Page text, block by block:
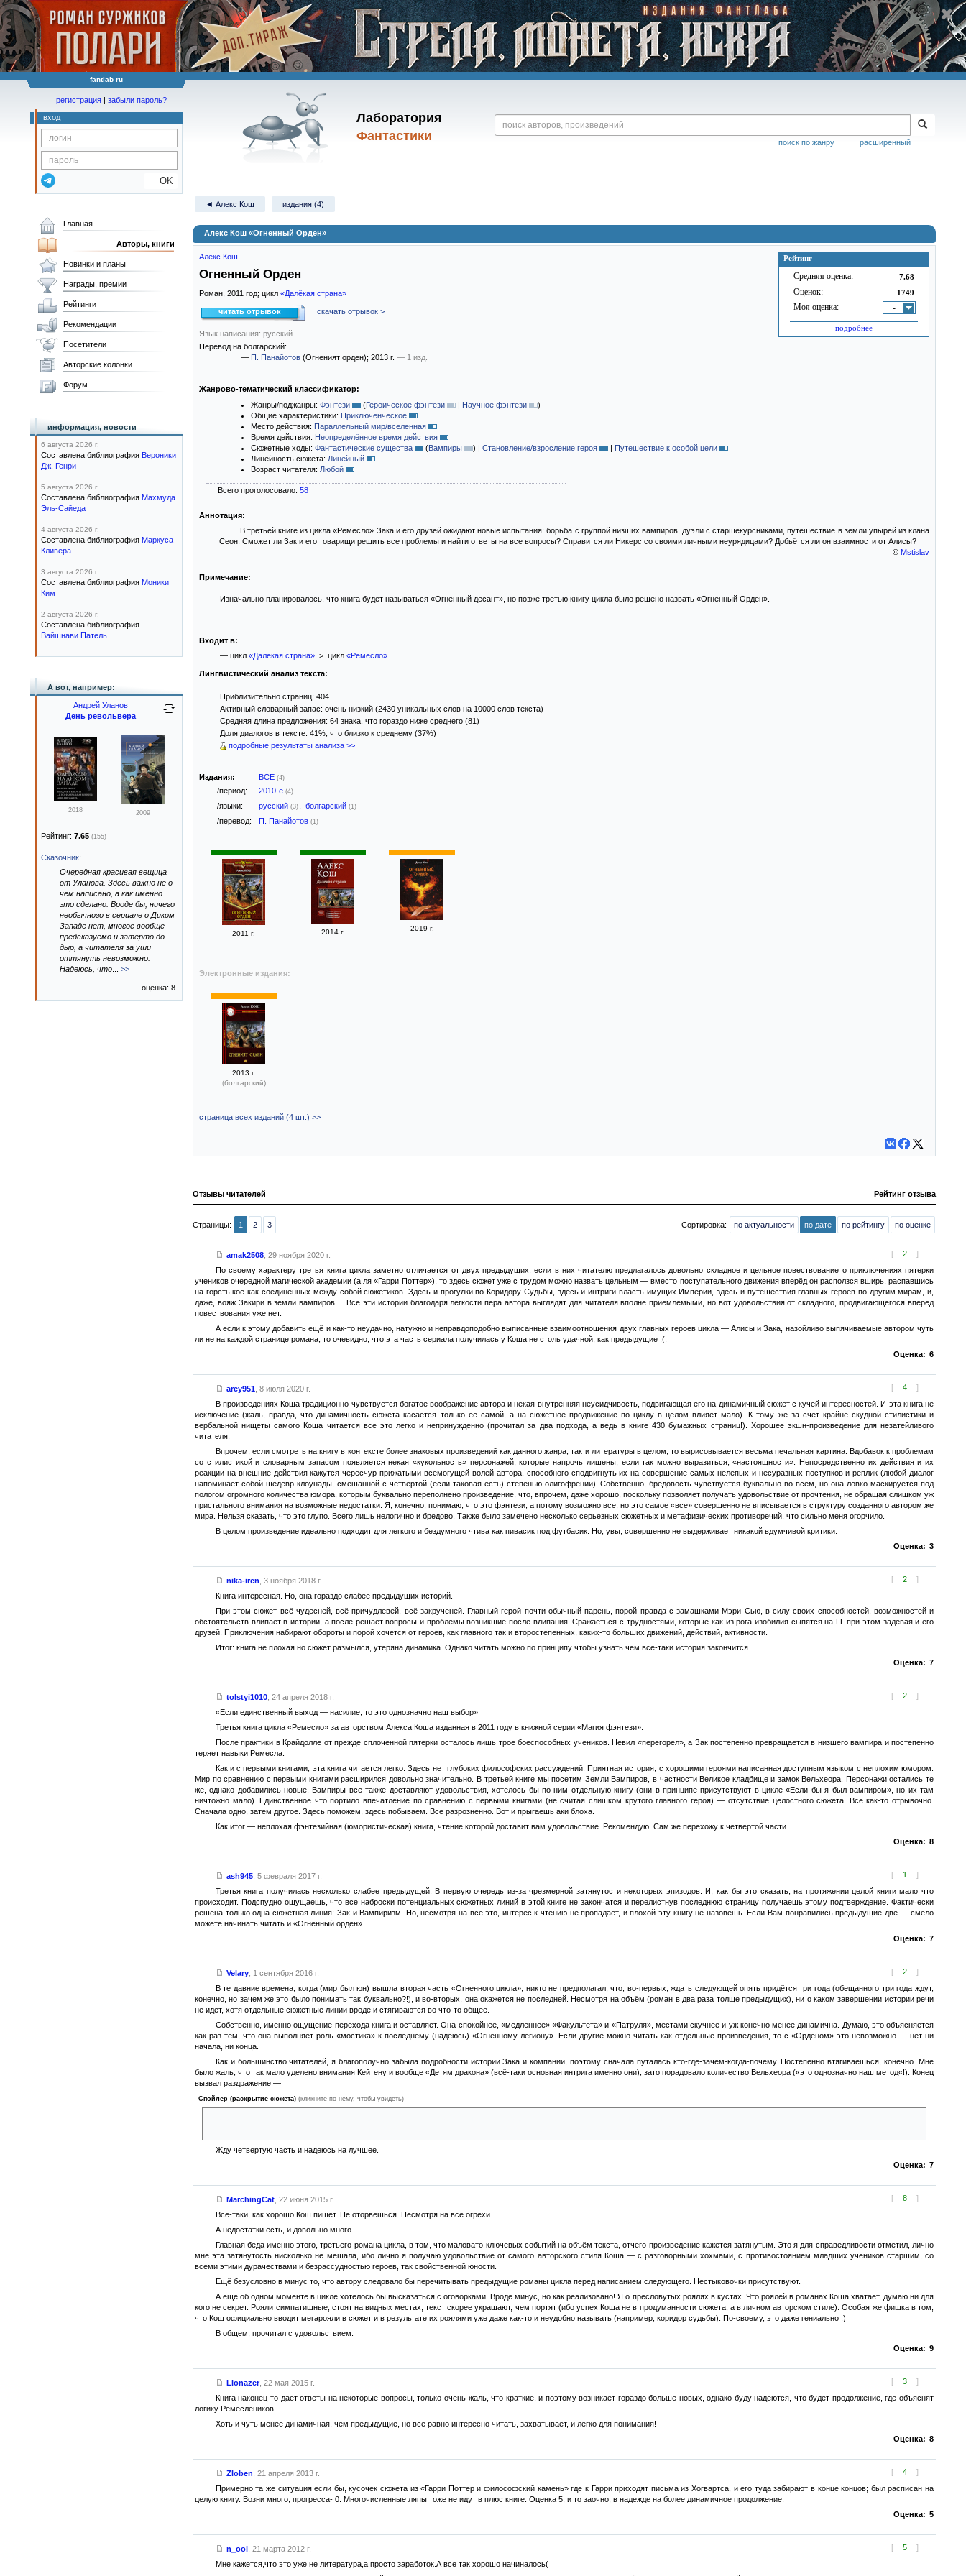
fantlab ru
Лаборатория
Фантастики
расширенный
поиск по жанру
регистрация | забыли пароль?
вход
OK
◄ Алекс Кош издания (4)
Алекс Кош «Огненный Орден»
Рейтинг
Средняя оценка: 7.68
Оценок: 1749
Моя оценка: -
подробнее
Алекс Кош
Огненный Орден
Роман, 2011 год; цикл «Далёкая страна»
читать отрывок скачать отрывок >
Язык написания: русский
Перевод на болгарский:
— П. Панайотов (Огненият орден); 2013 г. — 1 изд.
Жанрово-тематический классификатор:
Жанры/поджанры: Фэнтези (Героическое фэнтези | Научное фэнтези
)
Общие характеристики: Приключенческое
Место действия: Параллельный мир/вселенная
Время действия: Неопределённое время действия
Сюжетные ходы: Фантастические существа (Вампиры ) | Становление/взросление героя | Путешествие к особой цели
Линейность сюжета: Линейный
Возраст читателя: Любой
Всего проголосовало: 58
Аннотация:
В третьей книге из цикла «Ремесло» Зака и его друзей ожидают новые испытания: борьба с группой низших вампиров, дуэли с старшекурсниками, путешествие в земли упырей из клана
Сеон. Сможет ли Зак и его товарищи решить все проблемы и найти ответы на все вопросы? Справится ли Никерс со своими личными неурядицами? Добьётся ли он взаимности от Алисы?
© Mstislav
Примечание:
Изначально планировалось, что книга будет называться «Огненный десант», но позже третью книгу цикла было решено назвать «Огненный Орден».
Входит в:
— цикл «Далёкая страна»> цикл «Ремесло»
Лингвистический анализ текста:
Приблизительно страниц: 404
Активный словарный запас: очень низкий (2430 уникальных слов на 10000 слов текста)
Средняя длина предложения: 64 знака, что гораздо ниже среднего (81)
Доля диалогов в тексте: 41%, что близко к среднему (37%)
подробные результаты анализа >>
Издания: ВСЕ (4)
/период: 2010-е (4)
/языки: русский (3) болгарский (1)
/перевод: П. Панайотов (1)
2011 г. 2014 г. 2019 г.
Электронные издания:
2013 г.
(болгарский)
страница всех изданий (4 шт.) >>
Отзывы читателей Рейтинг отзыва
Страницы: 1 2 3 Сортировка: по актуальности по дате по рейтингу по оценке
[ 2 ]
amak2508, 29 ноября 2020 г.
По своему характеру третья книга цикла заметно отличается от двух предыдущих: если в них читателю предлагалось довольно складное и цельное повествование о приключениях пятерки
учеников очередной магической академии (а ля «Гарри Поттер»), то здесь сюжет уже с трудом можно назвать цельным — вместо поступательного движения вперёд он расползся вширь, распавшись
на горсть кое-как соединённых между собой сюжетиков. Здесь и прогулки по Коридору Судьбы, здесь и интриги власть имущих Империи, здесь и путешествия главных героев по другим мирам, и,
даже, вояж Закири в земли вампиров.... Все эти истории благодаря лёгкости пера автора выглядят для читателя вполне приемлемыми, но вот удовольствия от складного, продвигающегося вперёд
повествования уже нет.
А если к этому добавить ещё и как-то неудачно, натужно и неправдоподобно выписанные взаимоотношения двух главных героев цикла — Алисы и Зака, назойливо выпячиваемые автором чуть
ли не на каждой странице романа, то очевидно, что эта часть сериала получилась у Коша не столь удачной, как предыдущие :(.
Оценка: 6
[ 4 ]
arey951, 8 июля 2020 г.
В произведениях Коша традиционно чувствуется богатое воображение автора и некая внутренняя неусидчивость, подвигающая его на динамичный сюжет с кучей интересностей. И эта книга не
исключение (жаль, правда, что динамичность сюжета касается только ее самой, а на сюжетное продвижение по циклу в целом влияет мало). К тому же за счет крайне скудной стилистики и
вербальной нищеты самого Коша читается все это легко и непринужденно (прочитал за два подхода, а ведь в книге 430 бумажных страниц!). Хорошее экшн-произведение для незатейливого
читателя.
Впрочем, если смотреть на книгу в контексте более знаковых произведений как данного жанра, так и литературы в целом, то вырисовывается весьма печальная картина. Вдобавок к проблемам
со стилистикой и словарным запасом появляется некая «кукольность» персонажей, которые напрочь лишены, если так можно выразиться, «настоящности». Непосредственно их действия и их
реакции на внешние действия кажутся чересчур прижатыми всемогущей волей автора, способного сподвигнуть их на совершение самых нелепых и несуразных поступков и реплик (любой диалог
напоминает собой шедевр клоунады, смешанной с четвертой (если таковая есть) степенью олигофрении). Собственно, бредовость чувствуется буквально во всем, но она ловко маскируется под
пологом огромного количества юмора, которым буквально переполнено произведение, что, впрочем, даже хорошо, поскольку позволяет получать удовольствие от прочтения, не обращая слишком уж
пристального внимания на возможные недостатки. Я, конечно, понимаю, что это фэнтези, а потому возможно все, но это самое «все» совершенно не вписывается в структуру созданного автором же
мира. Нельзя сказать, что это глупо. Всего лишь нелогично и бредово. Также было замечено несколько серьезных сюжетных и метафизических противоречий, что сильно меня огорчило.
В целом произведение идеально подходит для легкого и бездумного чтива как пивасик под футбасик. Но, увы, совершенно не выдерживает никакой вдумчивой критики.
Оценка: 3
[ 2 ]
nika-iren 3 ноября 2018 г.
Книга интересная. Но, она гораздо слабее предыдущих историй.
При этом сюжет всё чудесней, всё причудлевей, всё закрученей. Главный герой почти обычный парень, порой правда с замашками Мэри Сью, в силу своих способностей, возможностей и
обстоятельств влипает в истории, а после решает вопросы и проблемы возникшие после влипания. Сражаеться с трудностями, которые как из рога изобилия сыпятся на ГГ при этом задевая и его
друзей. Приключения набирают обороты и порой хочется от героев, как главного так и второстепенных, каких-то больших движений, действий, активности.
Итог: книга не плохая но сюжет размылся, утеряна динамика. Однако читать можно по принципу чтобы узнать чем всё-таки история закончится.
Оценка: 7
[ 2 ]
tolstyi1010, 24 апреля 2018 г.
«Если единственный выход — насилие, то это однозначно наш выбор»
Третья книга цикла «Ремесло» за авторством Алекса Коша изданная в 2011 году в книжной серии «Магия фэнтези».
После практики в Крайдолле от прежде сплоченной пятерки осталось лишь трое боеспособных учеников. Невил «перегорел», а Зак постепенно превращается в низшего вампира и постепенно
теряет навыки Ремесла.
Как и с первыми книгами, эта книга читается легко. Здесь нет глубоких философских рассуждений. Приятная история, с хорошими героями написанная доступным языком с неплохим юмором.
Мир по сравнению с первыми книгами расширился довольно значительно. В третьей книге мы посетим Земли Вампиров, в частности Великое кладбище и замок Вельхеора. Персонажи остались те
же, однако добавились новые. Вампиры все также доставляют удовольствия, хотелось бы по ним отдельную книгу (они в принципе присутствуют в цикле «Если бы я был вампиром», но их там
ничтожно мало). Единственное что портило впечатление по сравнению с первыми книгами (не считая слишком крутого главного героя) — отсутствие целостного сюжета. Все как-то отрывочно.
Сначала одно, затем другое. Здесь поможем, здесь побываем. Все разрозненно. Вот и прыгаешь аки блоха.
Как итог — неплохая фэнтезийная (юмористическая) книга, чтение которой доставит вам удовольствие. Рекомендую. Сам же перехожу к четвертой части.
Оценка: 8
[ 1 ]
ash945, 5 февраля 2017 г.
Третья книга получилась несколько слабее предыдущей. В первую очередь из-за чрезмерной затянутости некоторых эпизодов. И, как бы это сказать, на протяжении целой книги мало что
происходит. Подспудно ощущаешь, что все наброски потенциальных сюжетных линий в этой книге не закончатся и перелистнув последнюю страницу получаешь этому подтверждение. Фактически
решена только одна сюжетная линия: Зак и Вампиризм. Но, несмотря на все это, интерес к чтению не пропадает, и плохой эту книгу не назовешь. Если Вам понравились предыдущие две — смело
можете начинать читать и «Огненный орден».
Оценка: 7
[ 2 ]
Velary, 1 сентября 2016 г.
В те давние времена, когда (мир был юн) вышла вторая часть «Огненного цикла», никто не предполагал, что, во-первых, ждать следующей опять придётся три года (обещанного три года ждут,
конечно, но зачем же это было понимать так буквально?!), и во-вторых, она окажется не последней. Несмотря на объём (роман в два раза толще предыдущих), ни о каком завершении истории речи
не идёт, хотя отдельные сюжетные линии вроде и стягиваются во что-то общее.
Собственно, именно ощущение перехода книга и оставляет. Она спокойнее, «медленнее» «Факультета» и «Патруля», местами скучнее и уж конечно менее динамична. Думаю, это объясняется
как раз тем, что она выполняет роль «мостика» к последнему (надеюсь) «Огненному легиону». Если другие можно читать как отдельные произведения, то с «Орденом» это невозможно — нет ни
начала, ни конца.
Как и большинство читателей, я благополучно забыла подробности истории Зака и компании, поэтому сначала путалась кто-где-зачем-когда-почему. Постепенно втягиваешься, конечно. Мне
было жаль, что так мало уделено внимания Кейтену и вообще «Детям дракона» (всё-таки основная интрига именно они), зато порадовало количество Вельхеора («это однозначно наш метод«!). Конец
вызвал раздражение —
Спойлер (раскрытие сюжета) (кликните по нему, чтобы увидеть)
Жду четвертую часть и надеюсь на лучшее.
Оценка: 7
[ 8 ]
MarchingCat, 22 июня 2015 г.
Всё-таки, как хорошо Кош пишет. Не оторвёшься. Несмотря на все огрехи.
А недостатки есть, и довольно много.
Главная беда именно этого, третьего романа цикла, в том, что маловато ключевых событий на объём текста, отчего произведение кажется затянутым. Это я для справедливости отметил, лично
мне эта затянутость нисколько не мешала, ибо лично я получаю удовольствие от самого авторского стиля Коша — с разговорными хохмами, с противостоянием младших учеников старшим, со
всеми этими дурачествами и безрассудностью героев, так свойственной юности.
Ещё безусловно в минус то, что автору следовало бы перечитывать предыдущие романы цикла перед написанием следующего. Нестыковочки присутствуют.
А ещё об одном моменте в цикле хотелось бы высказаться с оговорками. Вроде минус, но как реализовано! Я о пресловутых роялях в кустах. Что роялей в романах Коша хватает, думаю ни для
кого не секрет. Рояли симпатишные, стоят на видных местах, текст скорее украшают, чем портят (ибо успех Коша не в продуманности сюжета, а в личном авторском стиле). Особая же фишка в том,
что Кош официально вводит мегарояли в сюжет и в результате их роялями уже даже как-то и неудобно называть (например, коридор судьбы). По-своему, это даже гениально :)
В общем, прочитал с удовольствием.
Оценка: 9
[ 3 ]
Lionazer, 22 мая 2015 г.
Книга наконец-то дает ответы на некоторые вопросы, только очень жаль, что краткие, и поэтому возникает гораздо больше новых, однако буду надеются, что будет продолжение, где объяснят
логику Ремеслеников.
Хоть и чуть менее динамичная, чем предыдущие, но все равно интересно читать, захватывает, и легко для понимания!
Оценка: 8
[ 4 ]
Zloben 21 апреля 2013 г.
Примерно та же ситуация если бы, кусочек сюжета из «Гарри Поттер и философский камень» где к Гарри приходят письма из Хогвартса, и его туда забирают в конце концов; был расписан на
целую книгу. Возни много, прогресса- 0. Многочисленные ляпы тоже не идут в плюс книге. Оценка 5, и то заочно, в надежде на более динамичное продолжение.
Оценка: 5
[ 5 ]
n_ool, 21 марта 2012 г.
Мне кажется,что это уже не литература,а просто заработок.А все так хорошо начиналось(
Главная
Авторы, книги
Новинки и планы
Награды, премии
Рейтинги
Рекомендации
Посетители
Авторские колонки
Форум
информация, новости
6 августа 2026 г.
Составлена библиография Вероники
Дж. Генри
5 августа 2026 г.
Составлена библиография Махмуда
Эль-Сайеда
4 августа 2026 г.
Составлена библиография Маркуса
Кливера
3 августа 2026 г.
Составлена библиография Моники
Ким
2 августа 2026 г.
Составлена библиография
Вайшнави Патель
А вот, например:
Андрей Уланов
День револьвера
2018 2009
Рейтинг: 7.65 (155)
Сказочник:
Очередная красивая вещица
от Уланова. Здесь важно не о
чем написано, а как именно
это сделано. Вроде бы, ничего
необычного в сериале о Диком
Западе нет, многое вообще
предсказуемо и затерто до
дыр, а читателя за уши
оттянуть невозможно.
Надеюсь, что
>>
оценка: 8